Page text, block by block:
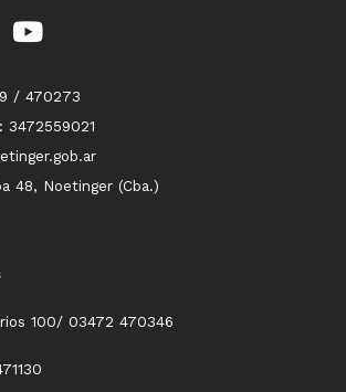
/ 470273
: 3472559021
48, Noetinger (Cba.)
100/ 03472 470346